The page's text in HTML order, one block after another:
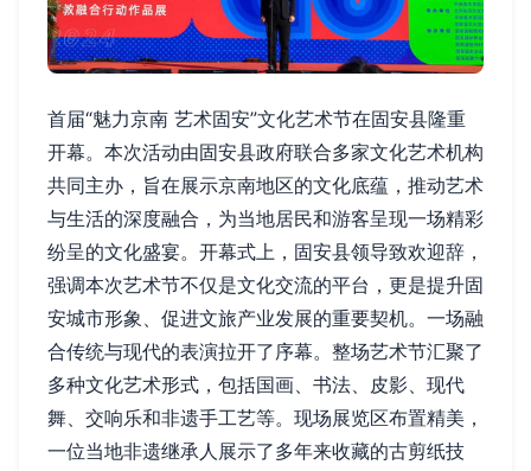
首届“魅力京南 艺术固安”文化艺术节在固安县隆重
开幕。本次活动由固安县政府联合多家文化艺术机构
共同主办，旨在展示京南地区的文化底蕴，推动艺术
与生活的深度融合，为当地居民和游客呈现一场精彩
纷呈的文化盛宴。开幕式上，固安县领导致欢迎辞，
强调本次艺术节不仅是文化交流的平台，更是提升固
安城市形象、促进文旅产业发展的重要契机。一场融
合传统与现代的表演拉开了序幕。整场艺术节汇聚了
多种文化艺术形式，包括国画、书法、皮影、现代
舞、交响乐和非遗手工艺等。现场展览区布置精美，
一位当地非遗继承人展示了多年来收藏的古剪纸技